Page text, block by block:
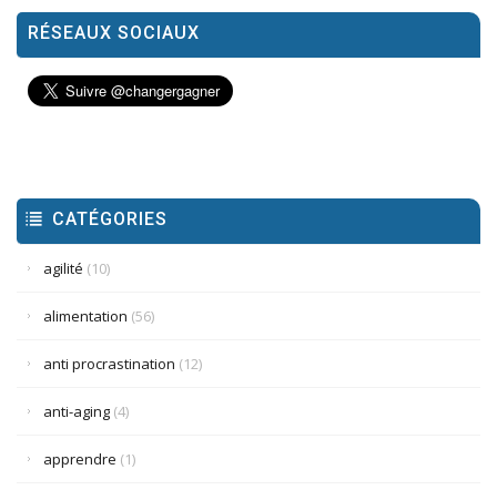
RÉSEAUX SOCIAUX
CATÉGORIES
agilité (10)
alimentation (56)
anti procrastination (12)
anti-aging (4)
apprendre (1)